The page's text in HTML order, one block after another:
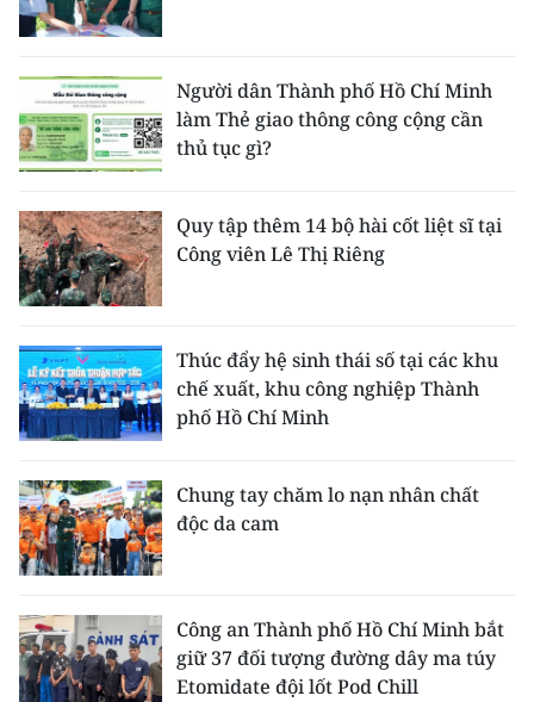
Người dân Thành phố Hồ Chí Minh
làm Thẻ giao thông công cộng cần
thủ tục gì?
Quy tập thêm 14 bộ hài cốt liệt sĩ tại
Công viên Lê Thị Riêng
Thúc đẩy hệ sinh thái số tại các khu
chế xuất, khu công nghiệp Thành
phố Hồ Chí Minh
Chung tay chăm lo nạn nhân chất
độc da cam
Công an Thành phố Hồ Chí Minh bắt
giữ 37 đối tượng đường dây ma túy
Etomidate đội lốt Pod Chill